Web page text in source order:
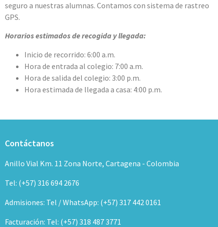
seguro a nuestras alumnas. Contamos con sistema de rastreo
GPS.
Horarios estimados de recogida y llegada:
Inicio de recorrido: 6:00 a.m.
Hora de entrada al colegio: 7:00 a.m.
Hora de salida del colegio: 3:00 p.m.
Hora estimada de llegada a casa: 4:00 p.m.
Contáctanos
Anillo Vial Km. 11 Zona Norte, Cartagena - Colombia
Tel: (+57) 316 694 2676
Admisiones: Tel / WhatsApp: (+57) 317 442 0161
Facturación: Tel: (+57) 318 487 3771